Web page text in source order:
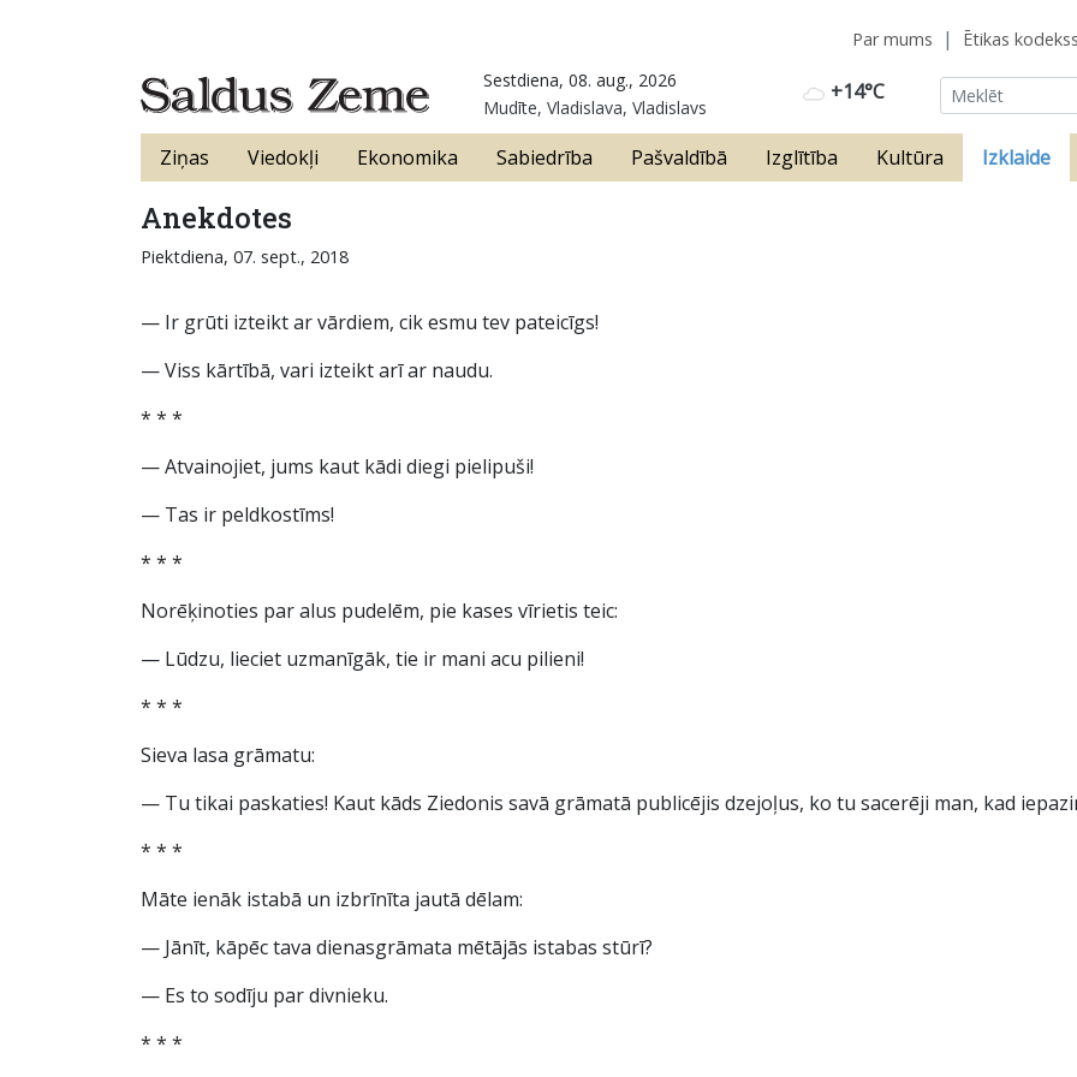
Par mums Ētikas kodekss
+14°C
Sestdiena, 08. aug., 2026
Mudīte, Vladislava, Vladislavs
Ziņas Viedokļi Ekonomika Sabiedrība Pašvaldībā Izglītība Kultūra Izklaide
Anekdotes
Piektdiena, 07. sept., 2018
— Ir grūti izteikt ar vārdiem, cik esmu tev pateicīgs!
— Viss kārtībā, vari izteikt arī ar naudu.
* * *
— Atvainojiet, jums kaut kādi diegi pielipuši!
— Tas ir peldkostīms!
* * *
Norēķinoties par alus pudelēm, pie kases vīrietis teic:
— Lūdzu, lieciet uzmanīgāk, tie ir mani acu pilieni!
* * *
Sieva lasa grāmatu:
— Tu tikai paskaties! Kaut kāds Ziedonis savā grāmatā publicējis dzejoļus, ko tu sacerēji man, kad
* * *
Māte ienāk istabā un izbrīnīta jautā dēlam:
— Jānīt, kāpēc tava dienasgrāmata mētājās istabas stūrī?
— Es to sodīju par divnieku.
* * *